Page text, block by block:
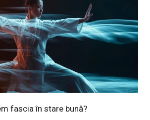
fascia în stare bună?